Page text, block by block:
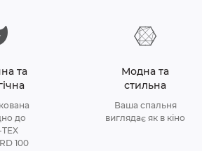
та
до
100
Модна та
стильна
Ваша спальня
виглядає як в кіно